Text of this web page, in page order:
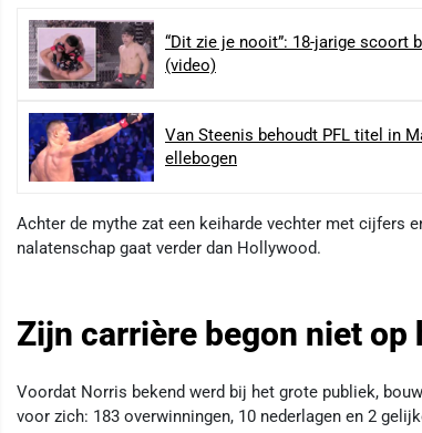
“Dit zie je nooit”: 18-jarige scoort
(video)
Van Steenis behoudt PFL titel in
ellebogen
Achter de mythe zat een keiharde vechter met cijfers
nalatenschap gaat verder dan Hollywood.
Zijn carrière begon niet op
Voordat Norris bekend werd bij het grote publiek,
voor zich: 183 overwinningen, 10 nederlagen en 2